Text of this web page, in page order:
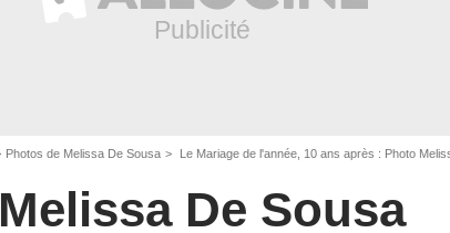
Photos de Melissa De Sousa Le Mariage de l'année, 10 ans après : Photo
Melissa De Sousa